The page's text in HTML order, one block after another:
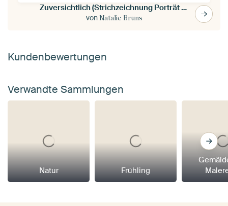
Zuversichtlich (Strichzeichnung Porträt nackt sitzende Frau Kohle Linie Kunst schwarz und weiß minim
von Natalie Bruns
Kundenbewertungen
Verwandte Sammlungen
Natur Frühling